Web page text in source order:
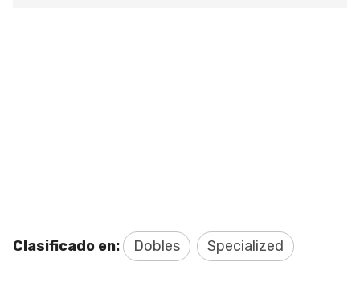
Clasificado en: Dobles Specialized